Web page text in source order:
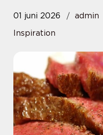
01 juni 2026
admin
Inspiration